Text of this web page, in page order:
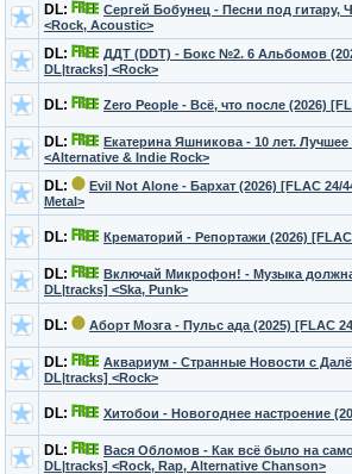
DL:
Сергей Бобунец - Песни под гитару,
<Rock, Acoustic>
DL:
ДДТ (DDT) - Бокс №2. 6 Альбомов
DL|tracks] <Rock>
DL: Zero People - Всё, что после (2026)
DL:
Екатерина Яшникова - 10 лет.
<Alternative & Indie Rock>
DL:
Evil Not Alone - Бархат (2026) [FLAC
Metal>
DL: Крематорий - Репортажи (2026)
DL:
Включай Микрофон! - Музыка должна
DL|tracks] <Ska, Punk>
DL: Аборт Мозга - Пульс ада (2025) [FLAC
DL:
Аквариум - Странные Новости с
DL|tracks] <Rock>
DL: Хитобои - Новогоднее настроение
DL:
Вася Обломов - Как всё было на
DL|tracks] <Rock, Rap, Alternative Сhanson>